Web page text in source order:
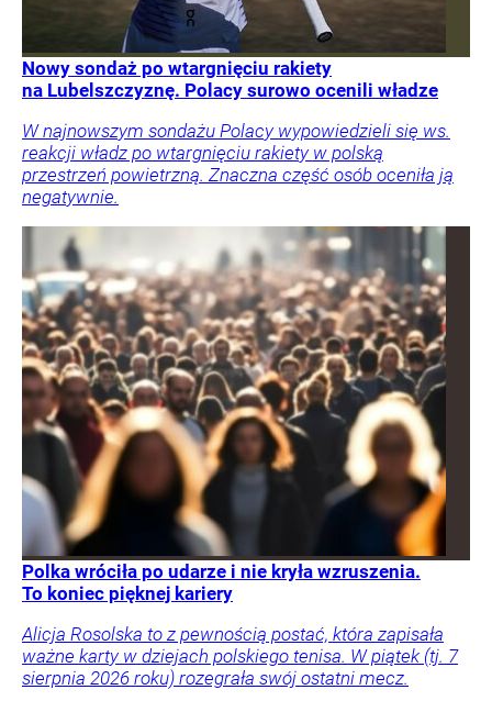
Nowy sondaż po wtargnięciu rakiety
na Lubelszczyznę. Polacy surowo ocenili władze
W najnowszym sondażu Polacy wypowiedzieli się ws.
reakcji władz po wtargnięciu rakiety w polską
przestrzeń powietrzną. Znaczna część osób oceniła ją
negatywnie.
Polka wróciła po udarze i nie kryła wzruszenia.
To koniec pięknej kariery
Alicja Rosolska to z pewnością postać, która zapisała
ważne karty w dziejach polskiego tenisa. W piątek (tj. 7
sierpnia 2026 roku) rozegrała swój ostatni mecz.